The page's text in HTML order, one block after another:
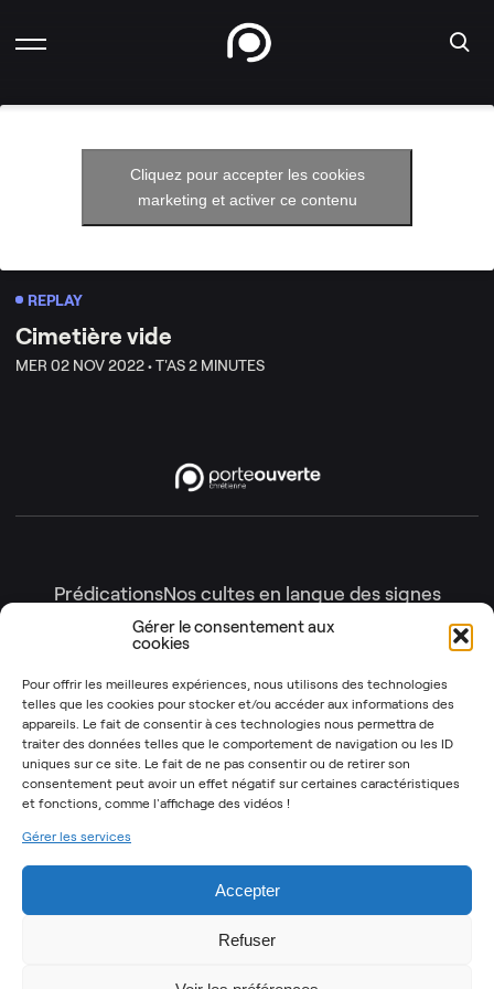
Gérer le consentement aux
cookies
Pour offrir les meilleures expériences, nous utilisons des technologies
telles que les cookies pour stocker et/ou accéder aux informations des
appareils. Le fait de consentir à ces technologies nous permettra de
traiter des données telles que le comportement de navigation ou les ID
uniques sur ce site. Le fait de ne pas consentir ou de retirer son
consentement peut avoir un effet négatif sur certaines caractéristiques
et fonctions, comme l'affichage des vidéos !
Gérer les services
Accepter
Refuser
Cliquez pour accepter les cookies
marketing et activer ce contenu
REPLAY
Cimetière vide
MER 02 NOV 2022 •T'AS 2 MINUTES
PrédicationsNos cultes en langue des signes
Nos cultes en intégralité
Génération enfants
Les Instants Post-It
Nos émissions
OSYR – Dernière saison
OSYR – Autres saisons
Notre Rendez-Vous
T’as 2 minutes
Politique de cookies (UE)